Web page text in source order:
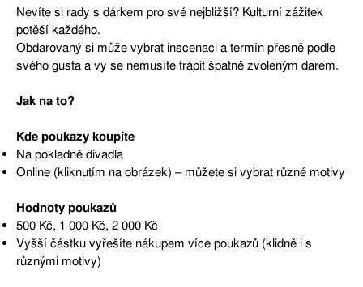
Nevíte si rady s dárkem pro své nejbližší? Kulturní zážitek
potěší každého.
Obdarovaný si může vybrat inscenaci a termín přesně podle
svého gusta a vy se nemusíte trápit špatně zvoleným darem.
Jak na to?
Kde poukazy koupíte
Na pokladně divadla
Online (kliknutím na obrázek) – můžete si vybrat různé motivy
Hodnoty poukazů
500 Kč, 1 000 Kč, 2 000 Kč
Vyšší částku vyřešíte nákupem více poukazů (klidně i s
různými motivy)